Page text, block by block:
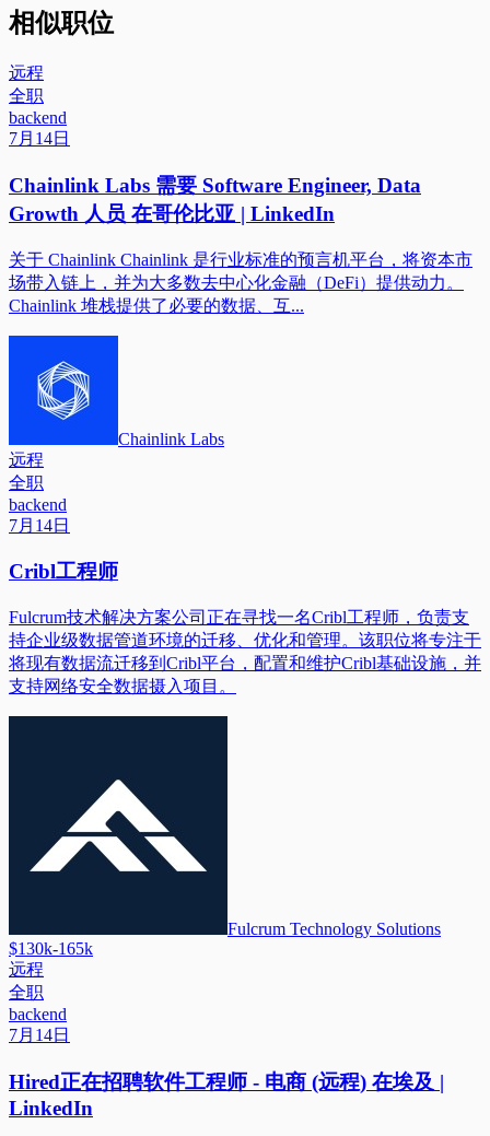
相似职位
远程
全职
backend
7月14日
Chainlink Labs 需要 Software Engineer, Data
Growth 人员 在哥伦比亚 | LinkedIn
关于 Chainlink Chainlink 是行业标准的预言机平台，将资本市
场带入链上，并为大多数去中心化金融（DeFi）提供动力。
Chainlink 堆栈提供了必要的数据、互...
Chainlink Labs
远程
全职
backend
7月14日
Cribl工程师
Fulcrum技术解决方案公司正在寻找一名Cribl工程师，负责支
持企业级数据管道环境的迁移、优化和管理。该职位将专注于
将现有数据流迁移到Cribl平台，配置和维护Cribl基础设施，并
支持网络安全数据摄入项目。
Fulcrum Technology Solutions
$130k-165k
远程
全职
backend
7月14日
Hired正在招聘软件工程师 - 电商 (远程) 在埃及 |
LinkedIn